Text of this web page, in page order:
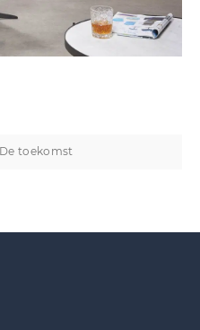
De toekomst